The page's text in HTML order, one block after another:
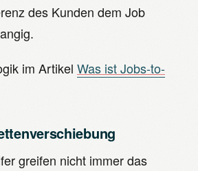
des Kunden dem Job
im Artikel Was ist Jobs-to-
greifen nicht immer das